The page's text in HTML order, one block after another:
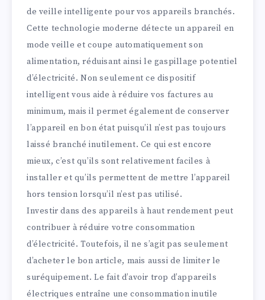
de veille intelligente pour vos appareils branchés.
Cette technologie moderne détecte un appareil en
mode veille et coupe automatiquement son
alimentation, réduisant ainsi le gaspillage potentiel
d’électricité. Non seulement ce dispositif
intelligent vous aide à réduire vos factures au
minimum, mais il permet également de conserver
l’appareil en bon état puisqu’il n’est pas toujours
laissé branché inutilement. Ce qui est encore
mieux, c’est qu’ils sont relativement faciles à
installer et qu’ils permettent de mettre l’appareil
hors tension lorsqu’il n’est pas utilisé.
Investir dans des appareils à haut rendement peut
contribuer à réduire votre consommation
d’électricité. Toutefois, il ne s’agit pas seulement
d’acheter le bon article, mais aussi de limiter le
suréquipement. Le fait d’avoir trop d’appareils
électriques entraîne une consommation inutile